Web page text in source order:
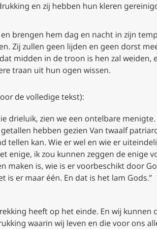
en zij hebben hun kleren
brengen hem dag en nacht in zijn
Zij zullen geen lijden en geen dorst
midden in de troon is hen zal weiden,
traan uit hun ogen wissen.
de volledige tekst):
drieluik, zien we een ontelbare
hebben gezien Van twaalf
tellen kan. Wie er wel en wie er
enige, ik zou kunnen zeggen de enige
maken is, wie is er voorbeschikt door
is er maar één. En dat is het lam Gods.”
heeft op het einde. En wij kunnen
waarin wij leven en die voor ons